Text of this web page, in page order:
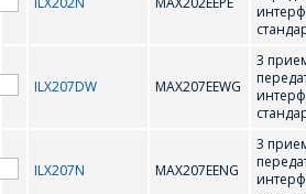
PCF8574AT
ILX207DW MAX207EEWG
3
ILX207N MAX207EENG
3